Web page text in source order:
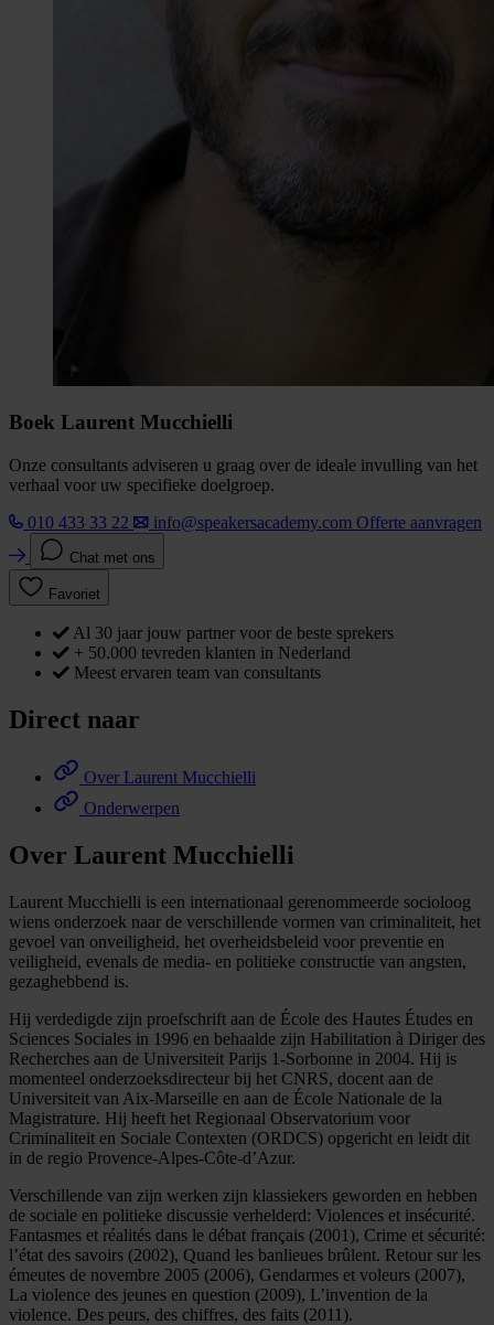
Boek Laurent Mucchielli
Onze consultants adviseren u graag over de ideale invulling van het
verhaal voor uw specifieke doelgroep.
010 433 33 22
info@speakersacademy.com Offerte aanvragen
Chat met ons
Favoriet
Al 30 jaar jouw partner voor de beste sprekers
+ 50.000 tevreden klanten in Nederland
Meest ervaren team van consultants
Direct naar
Over Laurent Mucchielli
Onderwerpen
Over Laurent Mucchielli
Laurent Mucchielli is een internationaal gerenommeerde socioloog
wiens onderzoek naar de verschillende vormen van criminaliteit, het
gevoel van onveiligheid, het overheidsbeleid voor preventie en
veiligheid, evenals de media- en politieke constructie van angsten,
gezaghebbend is.
Hij verdedigde zijn proefschrift aan de École des Hautes Études en
Sciences Sociales in 1996 en behaalde zijn Habilitation à Diriger des
Recherches aan de Universiteit Parijs 1-Sorbonne in 2004. Hij is
momenteel onderzoeksdirecteur bij het CNRS, docent aan de
Universiteit van Aix-Marseille en aan de École Nationale de la
Magistrature. Hij heeft het Regionaal Observatorium voor
Criminaliteit en Sociale Contexten (ORDCS) opgericht en leidt dit
in de regio Provence-Alpes-Côte-d’Azur.
Verschillende van zijn werken zijn klassiekers geworden en hebben
de sociale en politieke discussie verhelderd: Violences et insécurité.
Fantasmes et réalités dans le débat français (2001), Crime et sécurité:
l’état des savoirs (2002), Quand les banlieues brûlent. Retour sur les
émeutes de novembre 2005 (2006), Gendarmes et voleurs (2007),
La violence des jeunes en question (2009), L’invention de la
violence. Des peurs, des chiffres, des faits (2011).